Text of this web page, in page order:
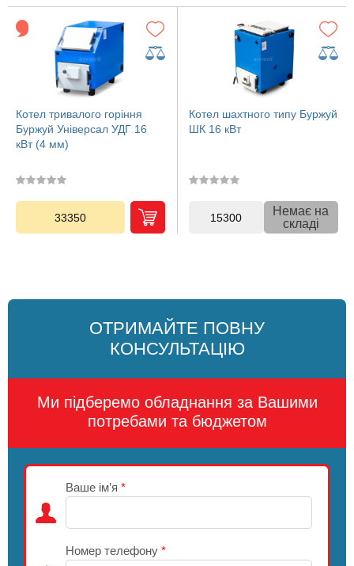
Котел тривалого горіння
Буржуй Універсал УДГ 16
кВт (4 мм)
33350
Котел шахтного типу Буржуй
ШК 16 кВт
15300
Немає на
складі
ОТРИМАЙТЕ ПОВНУ
КОНСУЛЬТАЦІЮ
Ми підберемо обладнання за Вашими
потребами та бюджетом
Ваше ім’я *
Номер телефону *